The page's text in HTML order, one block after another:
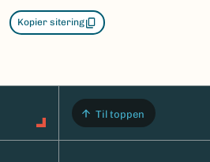
Kopier sitering
Til toppen